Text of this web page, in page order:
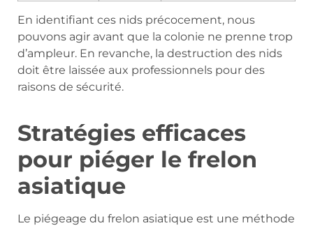
En identifiant ces nids précocement, nous
pouvons agir avant que la colonie ne prenne trop
d’ampleur. En revanche, la destruction des nids
doit être laissée aux professionnels pour des
raisons de sécurité.
Stratégies efficaces
pour piéger le frelon
asiatique
Le piégeage du frelon asiatique est une méthode